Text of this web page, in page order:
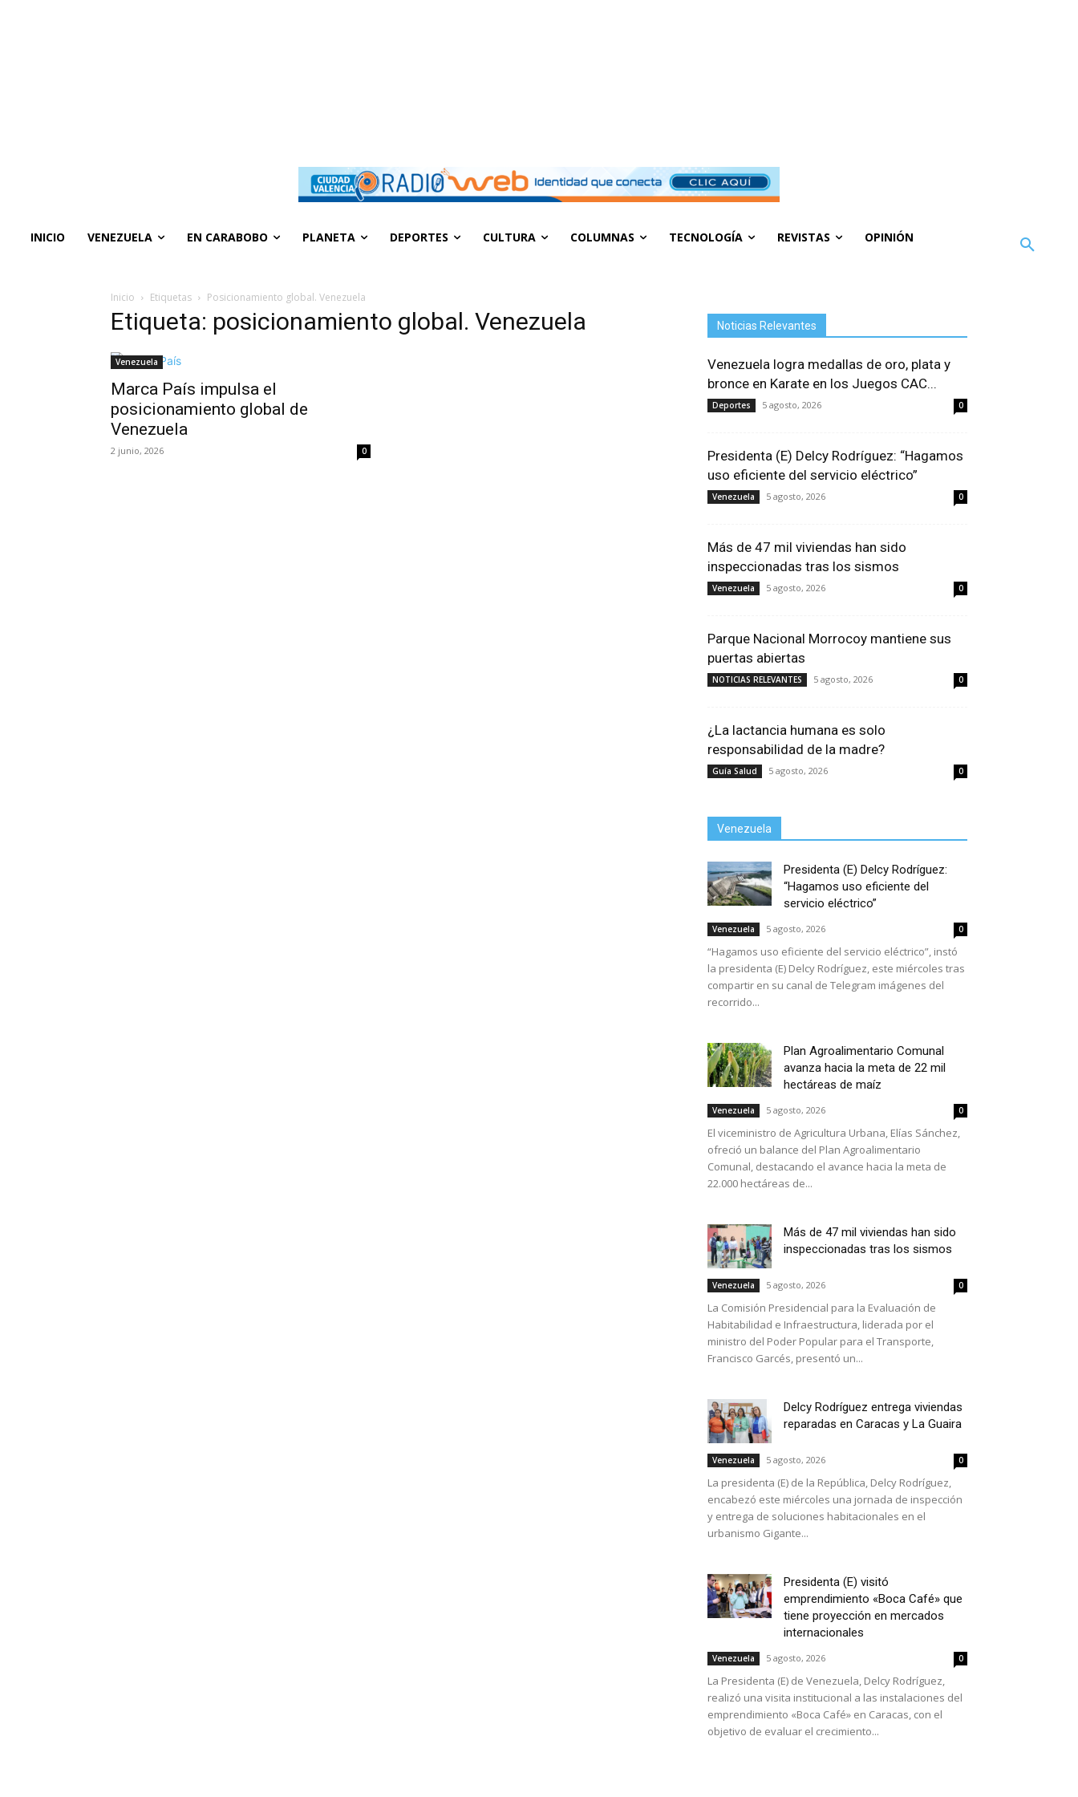
INICIO VENEZUELA EN CARABOBO PLANETA DEPORTES CULTURA COLUMNAS TECNOLOGÍA REVISTAS OPINIÓN
Inicio Etiquetas Posicionamiento global. Venezuela
Etiqueta: posicionamiento global. Venezuela
Venezuela
Marca País impulsa el
posicionamiento global de
Venezuela
2 junio, 2026 0
Noticias Relevantes
Venezuela logra medallas de oro, plata y
bronce en Karate en los Juegos CAC...
Deportes 5 agosto, 2026 0
Presidenta (E) Delcy Rodríguez: “Hagamos
uso eficiente del servicio eléctrico”
Venezuela 5 agosto, 2026 0
Más de 47 mil viviendas han sido
inspeccionadas tras los sismos
Venezuela 5 agosto, 2026 0
Parque Nacional Morrocoy mantiene sus
puertas abiertas
NOTICIAS RELEVANTES 5 agosto, 2026 0
¿La lactancia humana es solo
responsabilidad de la madre?
Guía Salud 5 agosto, 2026 0
Venezuela
Presidenta (E) Delcy Rodríguez:
“Hagamos uso eficiente del
servicio eléctrico”
Venezuela 5 agosto, 2026 0
“Hagamos uso eficiente del servicio eléctrico”, instó
la presidenta (E) Delcy Rodríguez, este miércoles tras
compartir en su canal de Telegram imágenes del
recorrido...
Plan Agroalimentario Comunal
avanza hacia la meta de 22 mil
hectáreas de maíz
Venezuela 5 agosto, 2026 0
El viceministro de Agricultura Urbana, Elías Sánchez,
ofreció un balance del Plan Agroalimentario
Comunal, destacando el avance hacia la meta de
22.000 hectáreas de...
Más de 47 mil viviendas han sido
inspeccionadas tras los sismos
Venezuela 5 agosto, 2026 0
La Comisión Presidencial para la Evaluación de
Habitabilidad e Infraestructura, liderada por el
ministro del Poder Popular para el Transporte,
Francisco Garcés, presentó un...
Delcy Rodríguez entrega viviendas
reparadas en Caracas y La Guaira
Venezuela 5 agosto, 2026 0
La presidenta (E) de la República, Delcy Rodríguez,
encabezó este miércoles una jornada de inspección
y entrega de soluciones habitacionales en el
urbanismo Gigante...
Presidenta (E) visitó
emprendimiento «Boca Café» que
tiene proyección en mercados
internacionales
Venezuela 5 agosto, 2026 0
La Presidenta (E) de Venezuela, Delcy Rodríguez,
realizó una visita institucional a las instalaciones del
emprendimiento «Boca Café» en Caracas, con el
objetivo de evaluar el crecimiento...